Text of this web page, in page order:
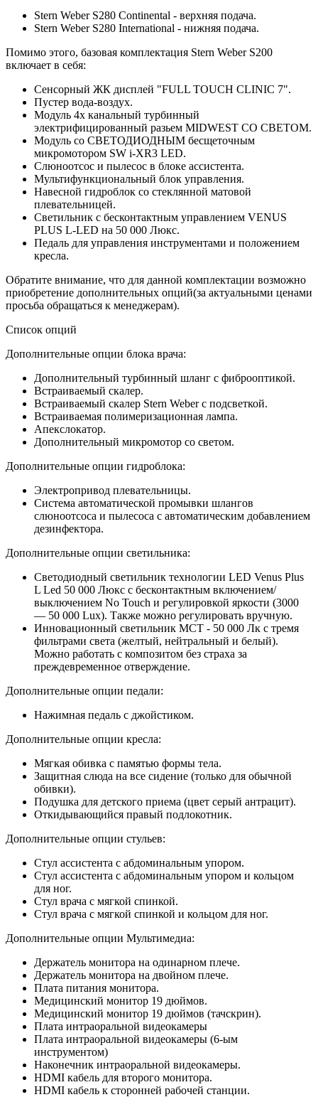
Stern Weber S280 Continental - верхняя подача.
Stern Weber S280 International - нижняя подача.
Помимо этого, базовая комплектация Stern Weber S200
включает в себя:
Сенсорный ЖК дисплей "FULL TOUCH CLINIC 7".
Пустер вода-воздух.
Модуль 4х канальный турбинный
электрифицированный разьем MIDWEST СО СВЕТОМ.
Модуль со СВЕТОДИОДНЫМ бесщеточным
микромотором SW i-XR3 LED.
Слюноотсос и пылесос в блоке ассистента.
Мультифункциональный блок управления.
Навесной гидроблок со стеклянной матовой
плевательницей.
Светильник с бесконтактным управлением VENUS
PLUS L-LED на 50 000 Люкс.
Педаль для управления инструментами и положением
кресла.
Обратите внимание, что для данной комплектации возможно
приобретение дополнительных опций(за актуальными ценами
просьба обращаться к менеджерам).
Список опций
Дополнительные опции блока врача:
Дополнительный турбинный шланг с фиброоптикой.
Встраиваемый скалер.
Встраиваемый скалер Stern Weber с подсветкой.
Встраиваемая полимеризационная лампа.
Апекслокатор.
Дополнительный микромотор со светом.
Дополнительные опции гидроблока:
Электропривод плевательницы.
Система автоматической промывки шлангов
слюноотсоса и пылесоса с автоматическим добавлением
дезинфектора.
Дополнительные опции светильника:
Светодиодный светильник технологии LED Venus Plus
L Led 50 000 Люкс с бесконтактным включением/
выключением No Touch и регулировкой яркости (3000
— 50 000 Lux). Также можно регулировать вручную.
Инновационный светильник MCT - 50 000 Лк с тремя
фильтрами света (желтый, нейтральный и белый).
Можно работать с композитом без страха за
преждевременное отверждение.
Дополнительные опции педали:
Нажимная педаль с джойстиком.
Дополнительные опции кресла:
Мягкая обивка с памятью формы тела.
Защитная слюда на все сидение (только для обычной
обивки).
Подушка для детского приема (цвет серый антрацит).
Откидывающийся правый подлокотник.
Дополнительные опции стульев:
Стул ассистента с абдоминальным упором.
Стул ассистента с абдоминальным упором и кольцом
для ног.
Стул врача с мягкой спинкой.
Стул врача с мягкой спинкой и кольцом для ног.
Дополнительные опции Мультимедиа:
Держатель монитора на одинарном плече.
Держатель монитора на двойном плече.
Плата питания монитора.
Медицинский монитор 19 дюймов.
Медицинский монитор 19 дюймов (тачскрин).
Плата интраоральной видеокамеры
Плата интраоральной видеокамеры (6-ым
инструментом)
Наконечник интраоральной видеокамеры.
HDMI кабель для второго монитора.
HDMI кабель к сторонней рабочей станции.